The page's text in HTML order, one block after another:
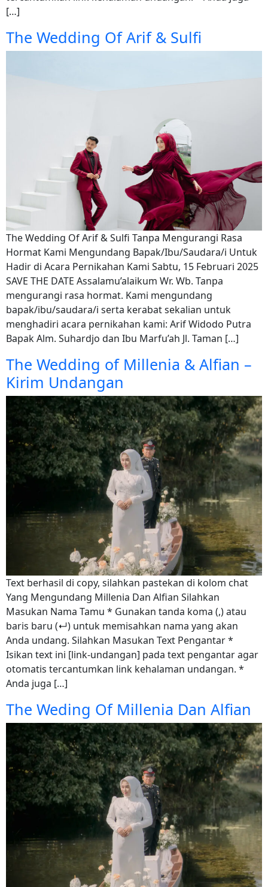
[…]
The Wedding Of Arif & Sulfi
The Wedding Of Arif & Sulfi Tanpa Mengurangi Rasa
Hormat Kami Mengundang Bapak/Ibu/Saudara/i Untuk
Hadir di Acara Pernikahan Kami Sabtu, 15 Februari 2025
SAVE THE DATE Assalamu’alaikum Wr. Wb. Tanpa
mengurangi rasa hormat. Kami mengundang
bapak/ibu/saudara/i serta kerabat sekalian untuk
menghadiri acara pernikahan kami: Arif Widodo Putra
Bapak Alm. Suhardjo dan Ibu Marfu’ah Jl. Taman […]
The Wedding of Millenia & Alfian –
Kirim Undangan
Text berhasil di copy, silahkan pastekan di kolom chat
Yang Mengundang Millenia Dan Alfian Silahkan
Masukan Nama Tamu * Gunakan tanda koma (,) atau
baris baru (↵) untuk memisahkan nama yang akan
Anda undang. Silahkan Masukan Text Pengantar *
Isikan text ini [link-undangan] pada text pengantar agar
otomatis tercantumkan link kehalaman undangan. *
Anda juga […]
The Weding Of Millenia Dan Alfian